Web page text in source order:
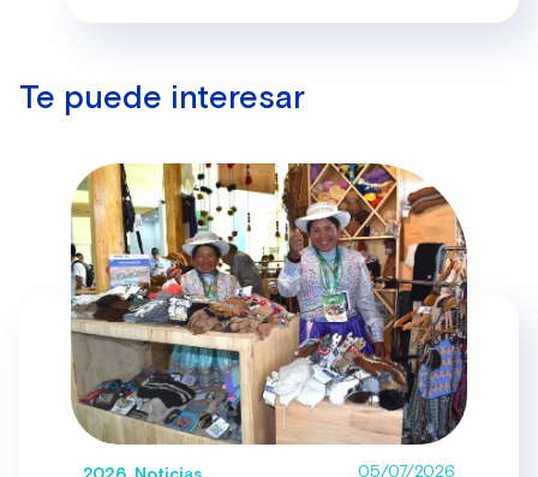
Te puede interesar
2026, Noticias 05/07/2026